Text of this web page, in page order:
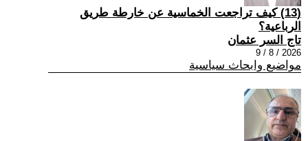
(13) كيف تراجعت الخماسية عن خارطة طريق
الرباعية؟
تاج السر عثمان
2026 / 8 / 9
مواضيع وابحاث سياسية